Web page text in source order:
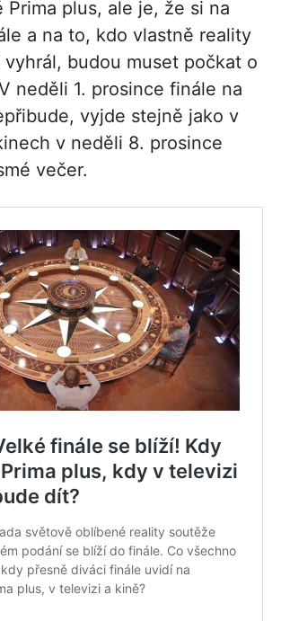
Prima plus, ale je, že si na
a na to, kdo vlastně reality
vyhrál, budou muset počkat o
neděli 1. prosince finále na
vyjde stejně jako v
v neděli 8. prosince
večer.